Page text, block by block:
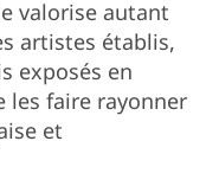
valorise autant
artistes établis,
exposés en
les faire rayonner
et